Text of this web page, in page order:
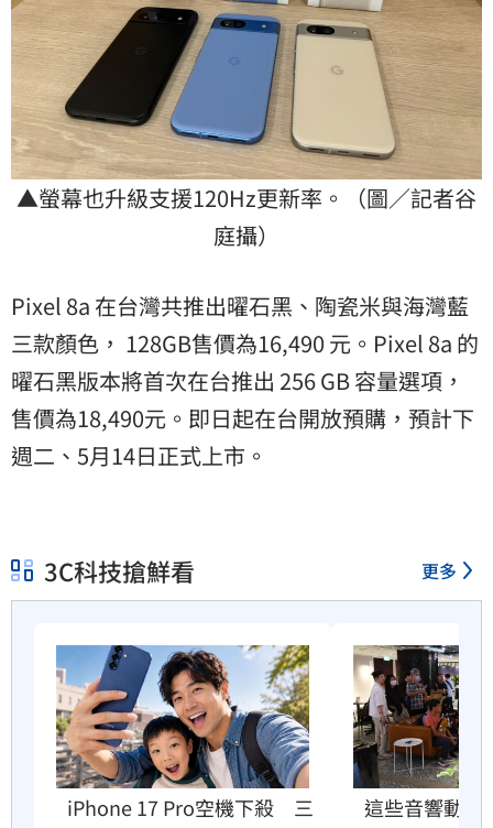
▲螢幕也升級支援120Hz更新率。（圖／記者谷
庭攝）
Pixel 8a 在台灣共推出曜石黑、陶瓷米與海灣藍
三款顏色， 128GB售價為16,490 元。Pixel 8a 的
曜石黑版本將首次在台推出 256 GB 容量選項，
售價為18,490元。即日起在台開放預購，預計下
週二、5月14日正式上市。
3C科技搶鮮看 更多
iPhone 17 Pro空機下殺　三
這些音響動不